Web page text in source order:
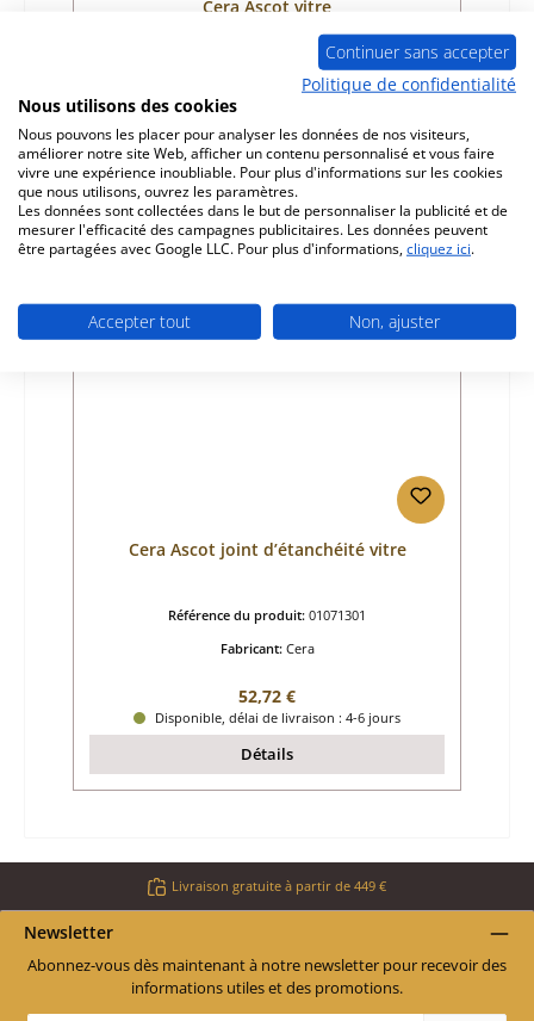
Cera Ascot vitre
01002210
Fabricant:
Prix régulier :
609,63 €
Délai de livraison environ 9-10 semaines
Détails
Seul 10 disponible
Cera Ascot joint d’étanchéité vitre
Référence du produit: 01071301
Fabricant: Cera
Prix régulier :
52,72 €
Disponible, délai de livraison : 4-6 jours
Détails
Livraison gratuite à partir de 449 €
Newsletter
Abonnez-vous dès maintenant à notre newsletter pour recevoir des
informations utiles et des promotions.
Continuer sans accepter
Politique de confidentialité
Nous utilisons des cookies
Nous pouvons les placer pour analyser les données de nos visiteurs,
améliorer notre site Web, afficher un contenu personnalisé et vous faire
vivre une expérience inoubliable. Pour plus d'informations sur les cookies
que nous utilisons, ouvrez les paramètres.
Les données sont collectées dans le but de personnaliser la publicité et de
mesurer l'efficacité des campagnes publicitaires. Les données peuvent
être partagées avec Google LLC. Pour plus d'informations,cliquez ici.
Accepter tout Non, ajuster